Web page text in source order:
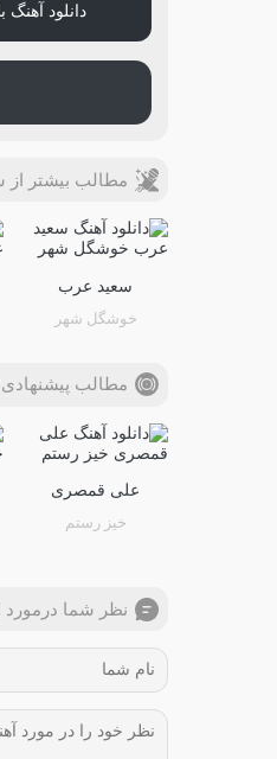
دانلود آهنگ با
مطالب بیشتر
سعید عرب
خوشگل شهر
مطالب
علی قمصری
خیز رستم
نظر شما درمورد